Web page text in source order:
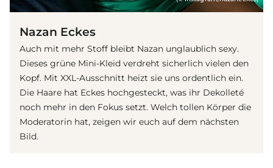
Nazan Eckes
Auch mit mehr Stoff bleibt Nazan unglaublich sexy.
Dieses grüne Mini-Kleid verdreht sicherlich vielen den
Kopf. Mit XXL-Ausschnitt heizt sie uns ordentlich ein.
Die Haare hat Eckes hochgesteckt, was ihr Dekolleté
noch mehr in den Fokus setzt. Welch tollen Körper die
Moderatorin hat, zeigen wir euch auf dem nächsten
Bild.